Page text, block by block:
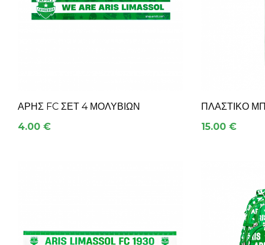
ΆΡΗΣ FC ΣΕΤ 4 ΜΟΛΥΒΙΏΝ
4.00 €
ΠΛΑΣΤΙΚΌ
15.00 €